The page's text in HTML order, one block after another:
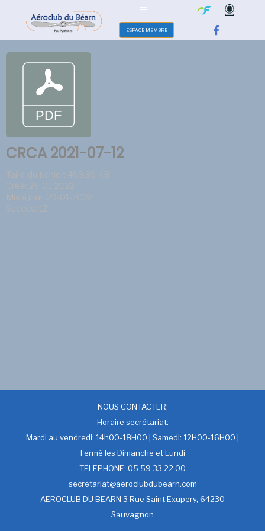
ESPACE MEMBRE
CRCA 2021-07-12
Taille du fichier: 499.89 KB
Créé: 29-01-2022
Mis à jour: 29-01-2022
Succès: 12
NOUS CONTACTER:
Horaire secrétariat:
Mardi au vendredi: 14h00-18H00 | Samedi: 12H00-16H00 |
Fermé les Dimanche et Lundi
TELEPHONE: 05 59 33 22 00
secretariat@aeroclubdubearn.com
AEROCLUB DU BEARN 3 Rue Saint Exupery, 64230
Sauvagnon